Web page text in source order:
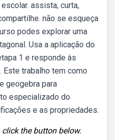
assista, curta,
não se esqueça
podes explorar uma
Usa a aplicação do
1 e responde às
trabalho tem como
geogebra para
especializado do
e as propriedades.
the button below.